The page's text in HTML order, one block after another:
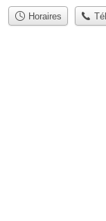
Horaires